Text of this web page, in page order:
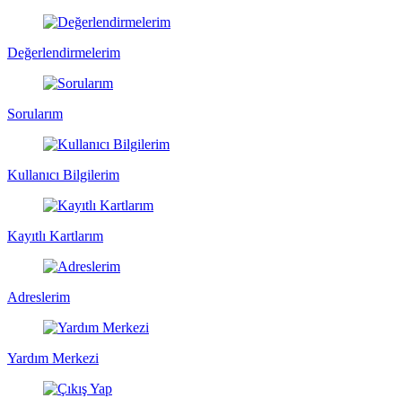
Değerlendirmelerim
Sorularım
Kullanıcı Bilgilerim
Kayıtlı Kartlarım
Adreslerim
Yardım Merkezi